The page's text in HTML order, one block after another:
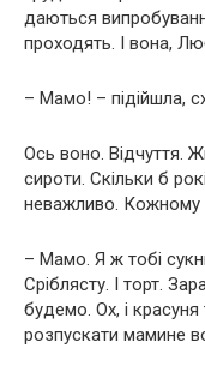
даються
проходять. І вона,
– Мамо! – підійшла,
Ось воно. Відчуття.
сироти. Скільки б
неважливо. Кожному
– Мамо. Я ж тобі
Сріблясту. І торт.
будемо. Ох, і
розпускати мамине